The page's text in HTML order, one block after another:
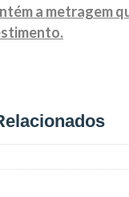
a metragem